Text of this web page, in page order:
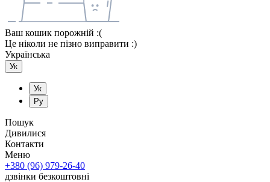
Ваш кошик порожній :(
Це ніколи не пізно виправити :)
Українська
Ук
Ук
Ру
Пошук
Дивилися
Контакти
Меню
+380 (96) 979-26-40
дзвінки безкоштовні